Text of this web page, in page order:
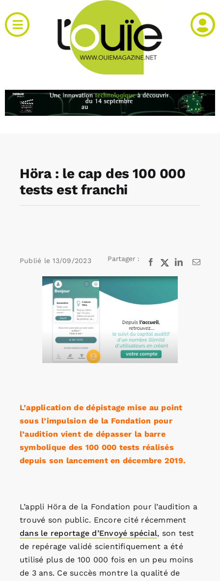
au
contenu
Toggle
Navigation
RH et emploi
Agenda
Annonces emploi
Höra : le cap des 100 000
tests est franchi
Publié le 13/09/2023 Partager : Facebook
X LinkedInEmail
L’application de dépistage mise au point
sous l’impulsion de la Fondation pour
l’audition vient de dépasser la barre
symbolique des 100 000 tests réalisés
depuis son lancement en décembre 2019.
L’appli Höra de la Fondation pour l’audition a
trouvé son public. Encore cité récemment
dans le reportage d’Envoyé spécial, son test
de repérage validé scientifiquement a été
utilisé plus de 100 000 fois en un peu moins
de 3 ans. Ce succès montre la qualité de